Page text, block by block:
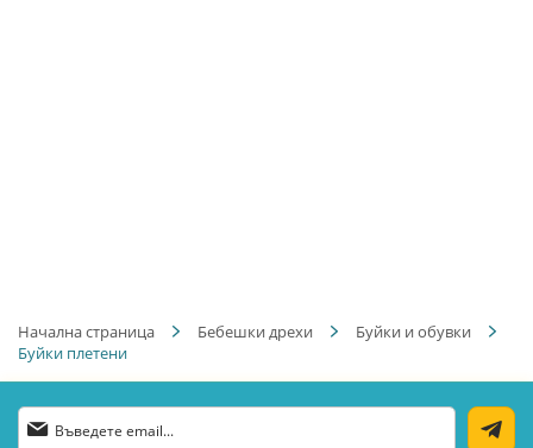
Начална страница Бебешки дрехи
Буйки и обувки
Буйки плетени
Абонирай
се